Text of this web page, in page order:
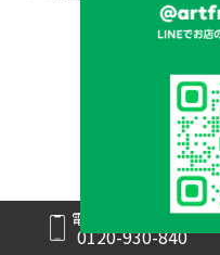
電話で問い合わせ
0120-930-840
メーカ